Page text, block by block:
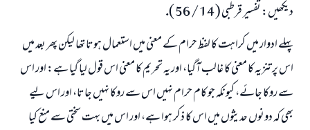
ديكھيں: تفسير قرطبى ( 14 / 56 ).
پہلے ادوار ميں كراہت كا لفظ حرام كے معنى ميں استعمال ہوتا تھا ليكن پھر بعد ميں
اس پر تنزيہ كا معنى كا غالب آگيا، اور يہ تحريم كا معنى اس قول ليا گيا ہے: اور اس
سے روكا جائے، كيونكہ جو كام حرام نہيں اس سے روكا نہيں جاتا، اور اس ليے
بھى كہ دونوں حديثوں ميں اس كا ذكر ہوا ہے، اور اس ميں بہت سختى سے منع كيا